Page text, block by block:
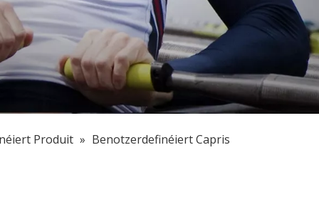
Produit » Benotzerdefinéiert Capris